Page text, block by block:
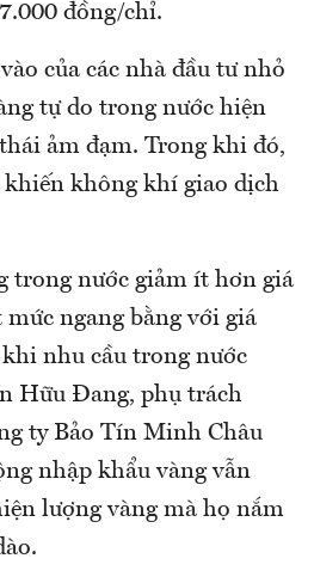
đồng/chỉ.
của các nhà đầu tư nhỏ
tự do trong nước hiện
ảm đạm. Trong khi đó,
không khí giao dịch
trong nước giảm ít hơn giá
ngang bằng với giá
nhu cầu trong nước
Hữu Đang, phụ trách
ty Bảo Tín Minh Châu
nhập khẩu vàng vẫn
lượng vàng mà họ nắm